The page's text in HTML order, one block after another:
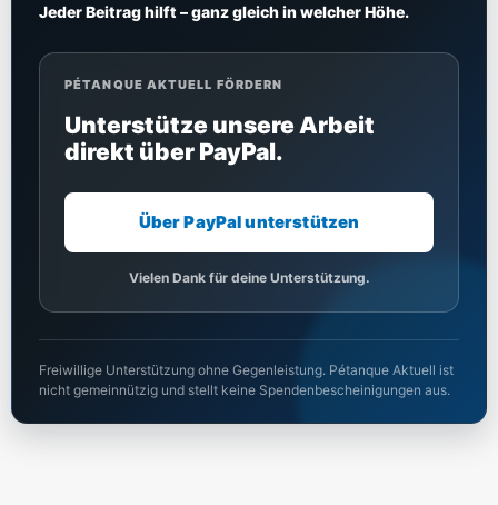
Jeder Beitrag hilft – ganz gleich in welcher Höhe.
PÉTANQUE AKTUELL FÖRDERN
Unterstütze unsere Arbeit
direkt über PayPal.
Über PayPal unterstützen
Vielen Dank für deine Unterstützung.
Freiwillige Unterstützung ohne Gegenleistung. Pétanque Aktuell ist
nicht gemeinnützig und stellt keine Spendenbescheinigungen aus.